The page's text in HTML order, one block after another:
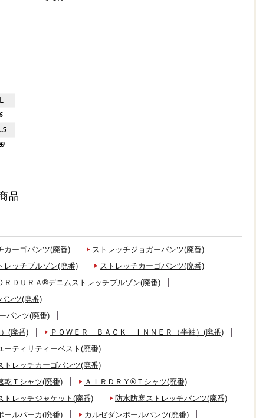
品
カーゴパンツ(廃番)
ストレッチジョガーパンツ(廃番)
レッチブルゾン(廃番)
ストレッチカーゴパンツ(廃番)
ＲＤＵＲＡ®デニムストレッチブルゾン(廃番)
ンツ(廃番)
パンツ(廃番)
(廃番)
ＰＯＷＥＲ ＢＡＣＫ ＩＮＮＥＲ（半袖）(廃番)
ーティリティーベスト(廃番)
トレッチカーゴパンツ(廃番)
乾Ｔシャツ(廃番)
ＡＩＲＤＲＹ®Ｔシャツ(廃番)
トレッチジャケット(廃番)
防水防寒ストレッチパンツ(廃番)
ールパーカ(廃番)
カルゼダンボールパンツ(廃番)